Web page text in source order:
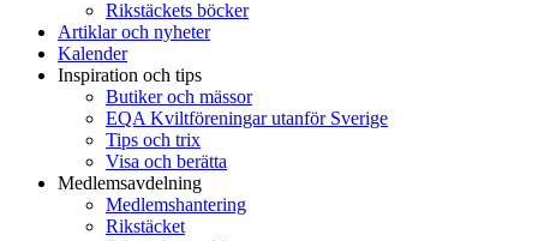
Rikstäckets böcker
Artiklar och nyheter
Kalender
Inspiration och tips
Butiker och mässor
EQA Kviltföreningar utanför Sverige
Tips och trix
Visa och berätta
Medlemsavdelning
Medlemshantering
Rikstäcket